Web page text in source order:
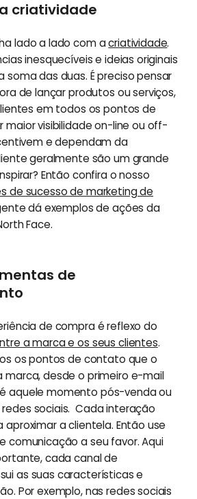
criatividade
lado a lado com acriatividade.
inesquecíveis e ideias originais
soma das duas. É preciso pensar
de lançar produtos ou serviços,
em todos os pontos de
maior visibilidade on-line ou off-
e dependam da
geralmente são um grande
Então confira o nosso
de sucesso de marketing de
dá exemplos de ações da
Face.
de
de compra é reflexo do
a marca e os seus clientes.
os pontos de contato que o
desde o primeiro e-mail
aquele momento pós-venda ou
sociais. Cada interação
aproximar a clientela. Então use
comunicação a seu favor. Aqui
cada canal de
as suas características e
Por exemplo, nas redes sociais